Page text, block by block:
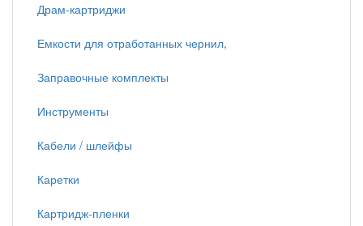
Драм-картриджи
Емкости для отработанных чернил,
Заправочные комплекты
Инструменты
Кабели / шлейфы
Каретки
Картридж-пленки